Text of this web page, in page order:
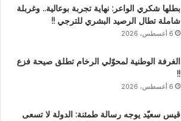
بطلها شكري الواعر: نهاية تجربة بوعالية.. وغربلة
شاملة تطال الرصيد البشري للترجي !!
6 أغسطس، 2026
الغرفة الوطنية لمحوّلي الرخام تطلق صيحة فزع
!!
6 أغسطس، 2026
قيس سعيّد يوجه رسالة طمئنة: الدولة لا تسعى